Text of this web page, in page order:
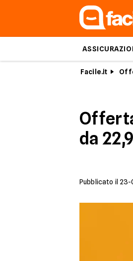
Facile.it
da
Pubblicato il 23-